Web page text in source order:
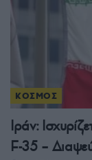
ΚΟΣΜΟΣ
Ιράν:
F-35 –